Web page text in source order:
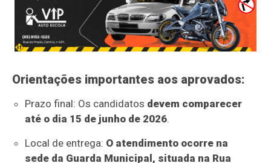
Orientações importantes aos aprovados:
Prazo final: Os candidatos devem comparecer
até o dia 15 de junho de 2026.
Local de entrega: O atendimento ocorre na
sede da Guarda Municipal, situada na Rua